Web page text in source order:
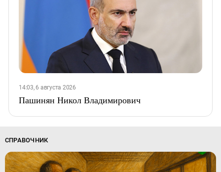
14:03, 6 августа 2026
Пашинян Никол Владимирович
СПРАВОЧНИК